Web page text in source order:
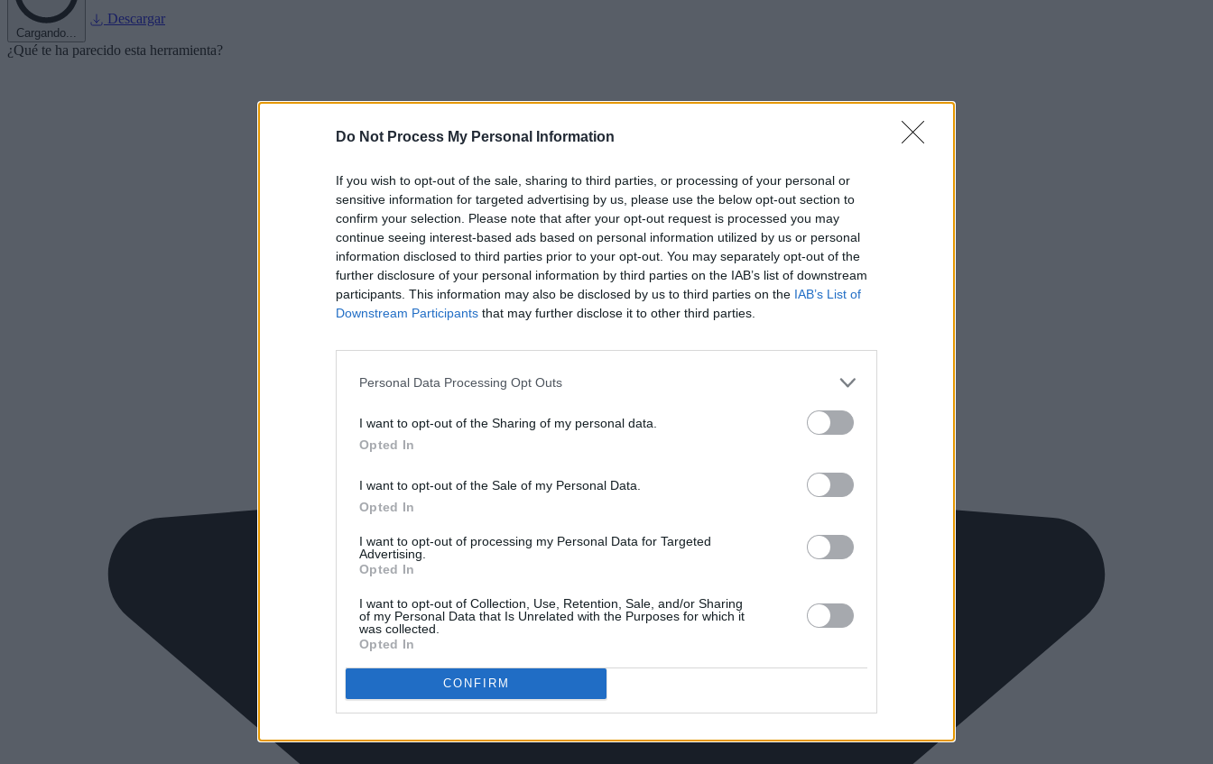
Do Not Process My Personal Information
If you wish to opt-out of the sale, sharing to third parties, or processing of your personal or
sensitive information for targeted advertising by us, please use the below opt-out section to
confirm your selection. Please note that after your opt-out request is processed you may
continue seeing interest-based ads based on personal information utilized by us or personal
information disclosed to third parties prior to your opt-out. You may separately opt-out of the
further disclosure of your personal information by third parties on the IAB’s list of downstream
participants. This information may also be disclosed by us to third parties on the IAB’s List of
Downstream Participants that may further disclose it to other third parties.
Personal Data Processing Opt Outs
I want to opt-out of the Sharing of my personal data.
Opted In
I want to opt-out of the Sale of my Personal Data.
Opted In
I want to opt-out of processing my Personal Data for Targeted
Advertising.
Opted In
I want to opt-out of Collection, Use, Retention, Sale, and/or Sharing
of my Personal Data that Is Unrelated with the Purposes for which it
was collected.
Opted In
CONFIRM
Cargando...
Descargar
¿Qué te ha parecido esta herramienta?